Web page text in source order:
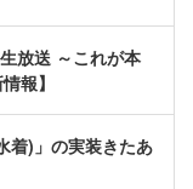
放送 ～これが本
報】
着)」の実装きたあ